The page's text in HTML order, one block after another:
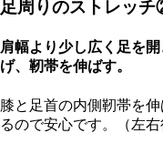
足周りのストレッ
肩幅より少し広く足を
げ、靭帯を伸ばす。
膝と足首の内側靭帯を
るので安心です。（左